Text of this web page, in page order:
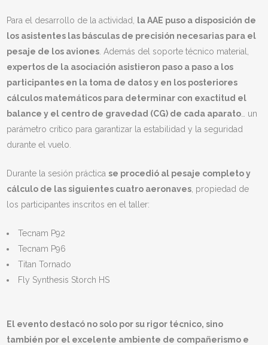
Para el desarrollo de la actividad,
la AAE puso a disposición de
los asistentes las básculas de precisión necesarias para el
pesaje de los aviones . Además del soporte técnico material,
expertos de la asociación asistieron paso a paso a los
participantes en la toma de datos y en los posteriores
cálculos matemáticos para determinar con exactitud el
balance y el centro de gravedad (CG) de cada aparato … un
parámetro crítico para garantizar la estabilidad y la seguridad
durante el vuelo.
Durante la sesión prácticase procedió al pesaje completo y
cálculo de las siguientes cuatro aeronaves , propiedad de
los participantes inscritos en el taller:
Tecnam P92
Tecnam P96
Titan Tornado
Fly Synthesis Storch HS
El evento destacó no solo por su rigor técnico, sino
también por el excelente ambiente de compañerismo e